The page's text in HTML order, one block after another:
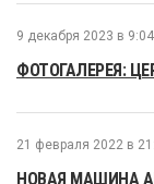
9 декабря 2023 в 9:04
ФОТОГАЛЕРЕЯ:
21 февраля 2022 в
НОВАЯ МАШИНА